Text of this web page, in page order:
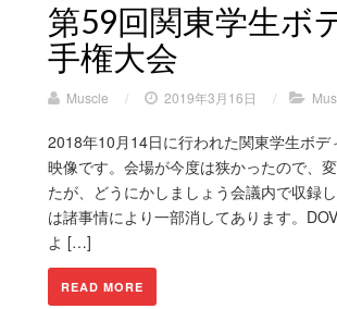
第59回関東学生ボ
手権大会
Muscle / 2019年3月16日 /
2018年10月14日に行われた関東学生ボデ
映像です。会場が今度は狭かったので、
たが、どうにかしましょう会議内で収録
は諸事情により一部消してあります。
よ […]
READ MORE